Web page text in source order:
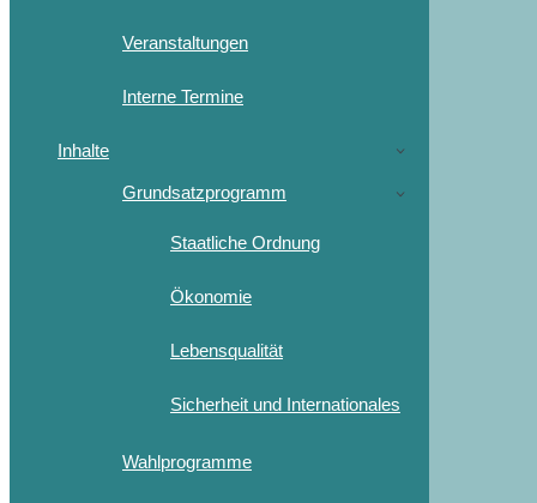
Veranstaltungen
Interne Termine
Inhalte
Grundsatzprogramm
Staatliche Ordnung
Ökonomie
Lebensqualität
Sicherheit und Internationales
Wahlprogramme